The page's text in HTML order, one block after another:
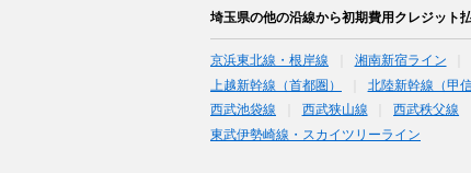
埼玉県の他の沿線から初期費用クレジット
京浜東北線・根岸線 湘南新宿ライン
上越新幹線（首都圏）
北陸新幹線（甲信
西武池袋線
西武狭山線 西武秩父線
東武伊勢崎線・スカイツリーライン